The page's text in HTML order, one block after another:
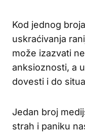
Kod jednog
uskraćivanja
može izazvati
anksioznosti, a
dovesti i do
Jedan broj
strah i paniku